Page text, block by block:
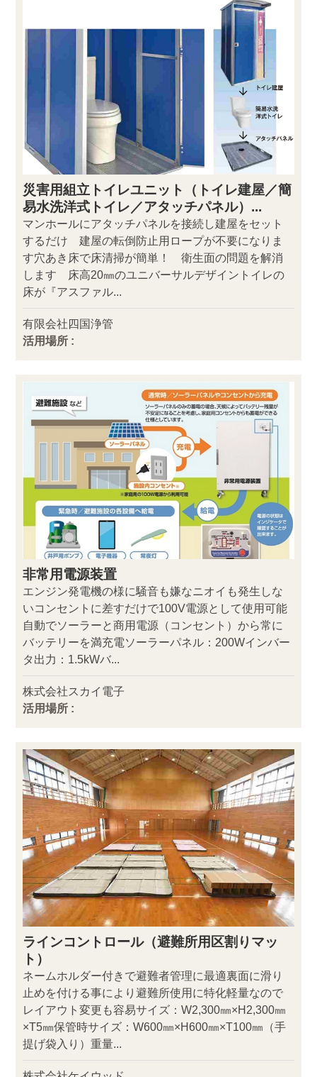
災害用組立トイレユニット（トイレ建屋／簡
易水洗洋式トイレ／アタッチパネル）...
マンホールにアタッチパネルを接続し建屋をセット
するだけ 建屋の転倒防止用ロープが不要になりま
す穴あき床で床清掃が簡単！ 衛生面の問題を解消
します 床高20㎜のユニバーサルデザイントイレの
床が『アスファル...
有限会社四国浄管
活用場所 :
非常用電源装置
エンジン発電機の様に騒音も嫌なニオイも発生しな
いコンセントに差すだけで100V電源として使用可能
自動でソーラーと商用電源（コンセント）から常に
バッテリーを満充電ソーラーパネル：200Wインバー
タ出力：1.5kWバ...
株式会社スカイ電子
活用場所 :
ラインコントロール（避難所用区割りマッ
ト）
ネームホルダー付きで避難者管理に最適裏面に滑り
止めを付ける事により避難所使用に特化軽量なので
レイアウト変更も容易サイズ：W2,300㎜×H2,300㎜
×T5㎜保管時サイズ：W600㎜×H600㎜×T100㎜（手
提げ袋入り）重量...